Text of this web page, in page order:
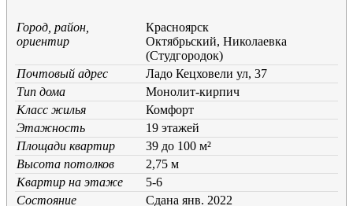
Город, район,
ориентир
Красноярск
Октябрьский, Николаевка
(Студгородок)
Почтовый адрес
Ладо Кецховели ул, 37
Тип дома
Монолит-кирпич
Класс жилья
Комфорт
Этажность
19 этажей
Площади квартир
39 до 100 м²
Высота потолков
2,75 м
Квартир на этаже
5-6
Состояние
Cдана янв. 2022